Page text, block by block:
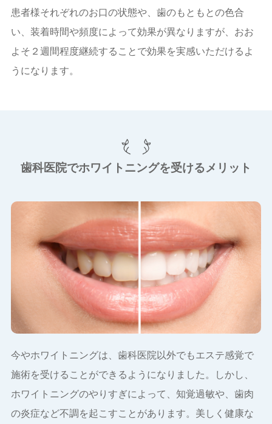
患者様それぞれのお口の状態や、歯のもともとの色合
い、装着時間や頻度によって効果が異なりますが、おお
よそ２週間程度継続することで効果を実感いただけるよ
うになります。
歯科医院でホワイトニングを受けるメリット
今やホワイトニングは、歯科医院以外でもエステ感覚で
施術を受けることができるようになりました。しかし、
ホワイトニングのやりすぎによって、知覚過敏や、歯肉
の炎症など不調を起こすことがあります。美しく健康な